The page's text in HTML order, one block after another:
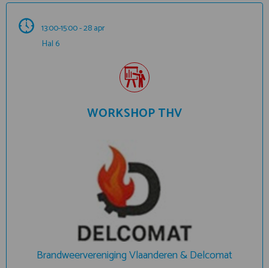
13:00-15:00 - 28 apr
Hal 6
WORKSHOP THV
Brandweervereniging Vlaanderen & Delcomat